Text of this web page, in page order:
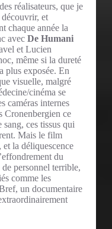
réalisateurs, que je
découvrir, et
chaque année la
avecDe Humani
et Lucien
même si la dureté
plus exposée. En
visuelle, malgré
cinéma se
caméras internes
Cronenbergien ce
ces tissus qui
Mais le film
la déliquescence
du
personnel terrible,
comme les
un documentaire